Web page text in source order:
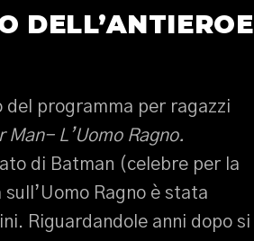
DELL’ANTIEROE
del programma per ragazzi
Man- L’Uomo Ragno.
di Batman (celebre per la
Ragno è stata
Riguardandole anni dopo si